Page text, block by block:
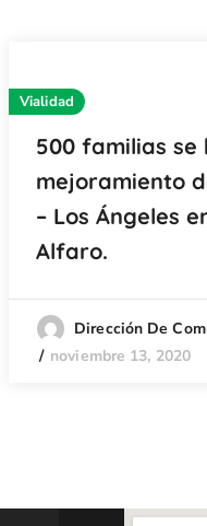
Vialidad
500 familias se
mejoramiento
– Los Ángeles
Alfaro.
Dirección De
noviembre 13, 2020